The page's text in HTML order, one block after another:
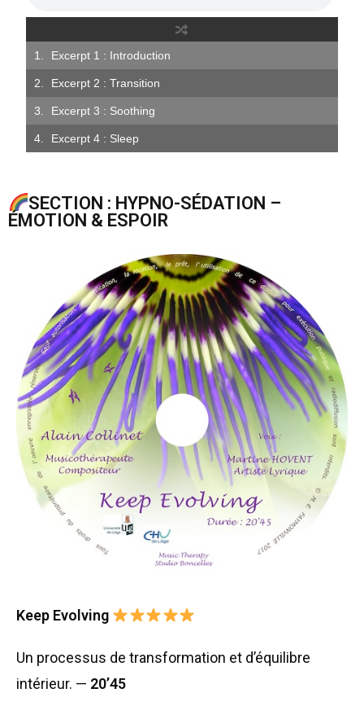
Excerpt 1 : Introduction
Excerpt 2 : Transition
Excerpt 3 : Soothing
Excerpt 4 : Sleep
SECTION : HYPNO-SÉDATION –
ÉMOTION & ESPOIR
Keep Evolving
Un processus de transformation et d’équilibre
intérieur. — 20’45